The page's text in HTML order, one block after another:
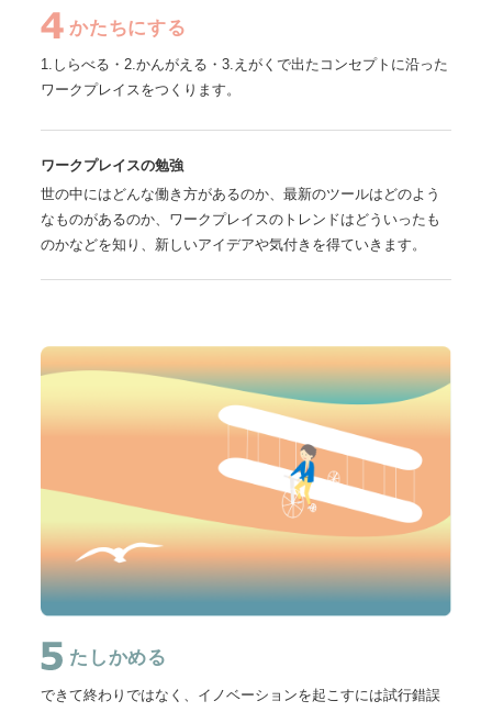
かたちにする
1.しらべる・2.かんがえる・3.えがくで出たコンセプトに沿った
ワークプレイスをつくります。
ワークプレイスの勉強
世の中にはどんな働き方があるのか、最新のツールはどのよう
なものがあるのか、ワークプレイスのトレンドはどういったも
のかなどを知り、新しいアイデアや気付きを得ていきます。
たしかめる
できて終わりではなく、イノベーションを起こすには試行錯誤